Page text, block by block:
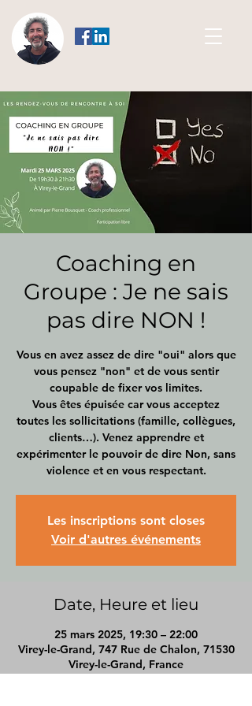
Coaching en
Groupe : Je ne sais
pas dire NON !
Vous en avez assez de dire "oui" alors que
vous pensez "non" et de vous sentir
coupable de fixer vos limites.
Vous êtes épuisée car vous acceptez
toutes les sollicitations (famille, collègues,
clients…). Venez apprendre et
expérimenter le pouvoir de dire Non, sans
violence et en vous respectant.
Les inscriptions sont closes
Voir d'autres événements
Date, Heure et lieu
25 mars 2025, 19:30 – 22:00
Virey-le-Grand, 747 Rue de Chalon, 71530
Virey-le-Grand, France